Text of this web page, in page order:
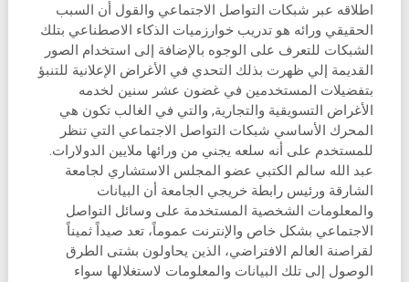
اطلاقه عبر شبكات التواصل الاجتماعي والقول أن السبب
الحقيقي ورائه هو تدريب خوارزميات الذكاء الاصطناعي بتلك
الشبكات للتعرف على الوجوه بالإضافة إلى استخدام الصور
القديمة إلي ظهرت بذلك التحدي في الأغراض الإعلانية للتنبؤ
بتفضيلات المستخدمين في غضون عشر سنين لخدمه
الأغراض التسويقية والتجارية, والتي في الغالب تكون هي
المحرك الأساسي شبكات التواصل الاجتماعي التي تنظر
للمستخدم على أنه سلعه يجني من ورائها ملايين الدولارات.
عبد الله سالم الكتبي عضو المجلس الاستشاري لجامعة
الشارقة ورئيس رابطة خريجي الجامعة أن البيانات
والمعلومات الشخصية المستخدمة على وسائل التواصل
الاجتماعي بشكل خاص والإنترنت عموماً، تعد صيداً ثميناً
لقراصنة العالم الافتراضي، الذين يحاولون بشتى الطرق
الوصول إلى تلك البيانات والمعلومات لاستغلالها سواء